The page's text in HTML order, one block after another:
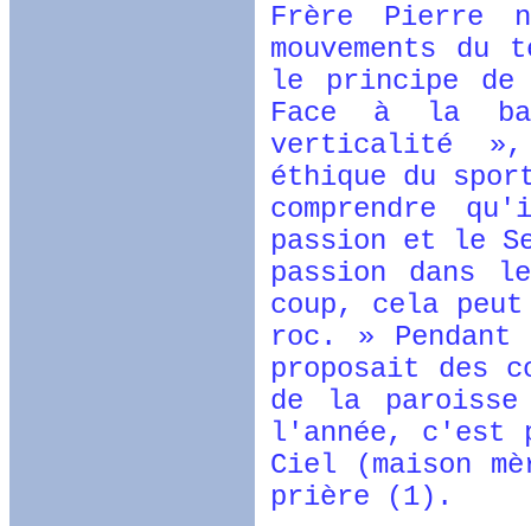
Frère Pierre
mouvements
le principe de
Face à la
verticalité »,
éthique du
comprendre
passion et le
passion dans
coup, cela
roc. »
proposait des
de la
l'année, c'est
Ciel (maison
prière (1).